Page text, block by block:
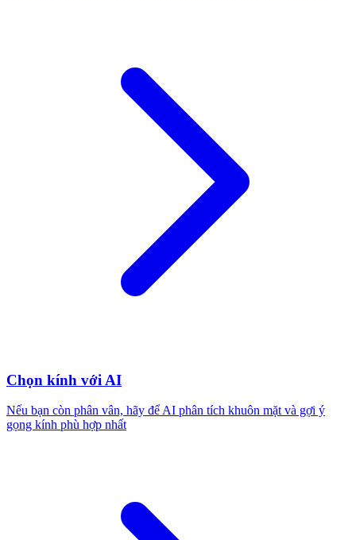
Chọn kính với AI
Nếu bạn còn phân vân, hãy để AI phân tích khuôn mặt và gợi ý
gọng kính phù hợp nhất